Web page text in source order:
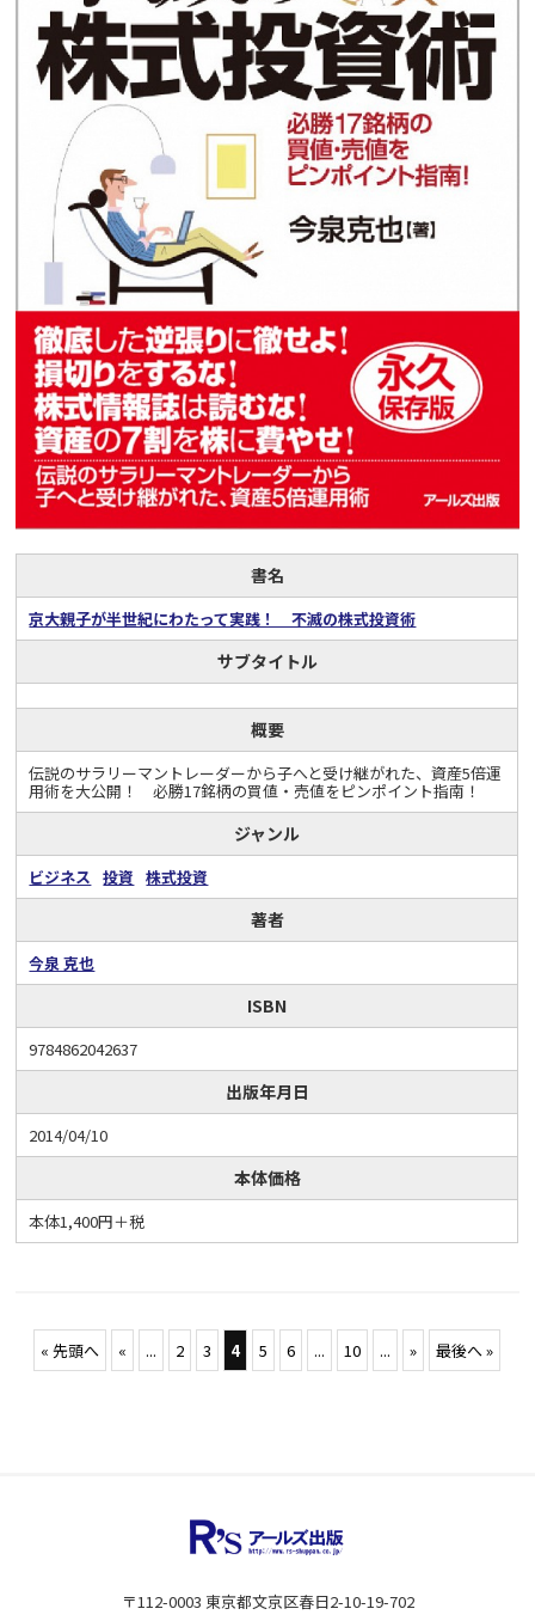
書名
京大親子が半世紀にわたって実践！ 不滅の株式投資術
サブタイトル
概要
伝説のサラリーマントレーダーから子へと受け継がれた、資産5倍運
用術を大公開！ 必勝17銘柄の買値・売値をピンポイント指南！
ジャンル
ビジネス 投資 株式投資
著者
今泉 克也
ISBN
9784862042637
出版年月日
2014/04/10
本体価格
本体1,400円＋税
« 先頭へ « ... 2 3 4 5 6 ... 10 ... » 最後へ »
〒112-0003 東京都文京区春日2-10-19-702